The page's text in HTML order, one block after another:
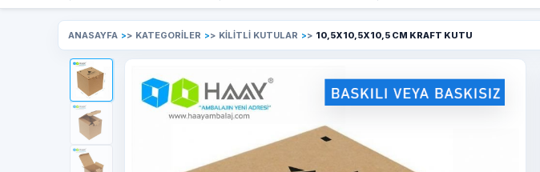
ANASAYFA > KATEGORİLER > KİLİTLİ KUTULAR > 10,5X10,5X10,5 CM KRAFT KUTU